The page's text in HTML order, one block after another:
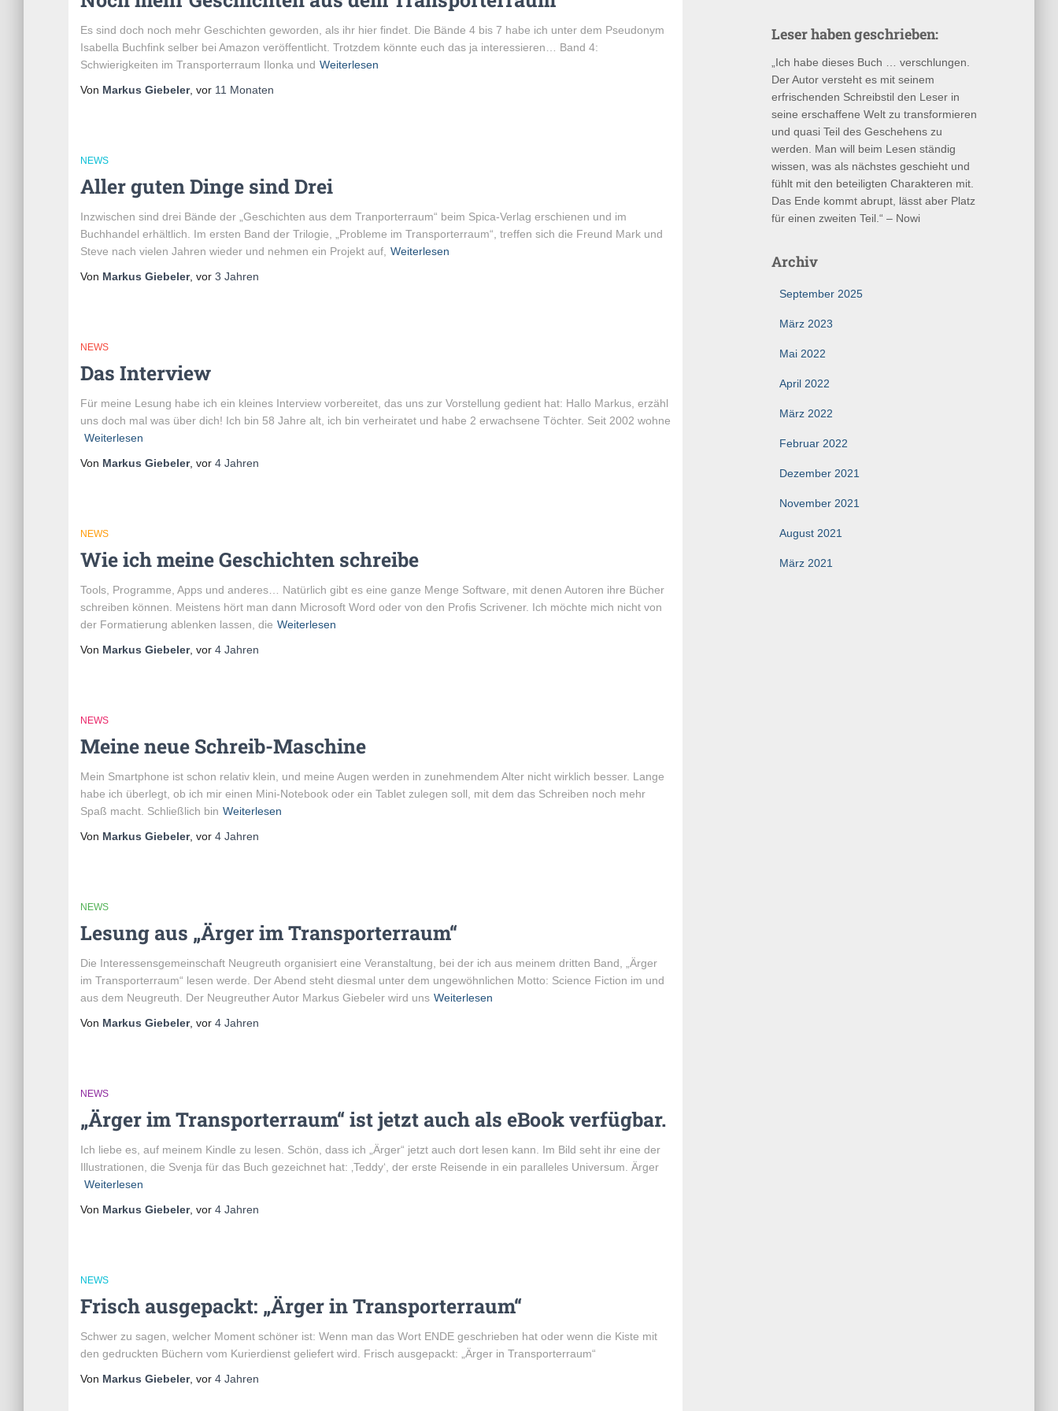
Es sind doch noch mehr Geschichten geworden, als ihr hier findet. Die Bände 4 bis 7 habe ich unter dem Pseudonym
Isabella Buchfink selber bei Amazon veröffentlicht. Trotzdem könnte euch das ja interessieren… Band 4:
Schwierigkeiten im Transporterraum Ilonka und Weiterlesen
Von Markus Giebeler, vor 11 Monaten
NEWS
Aller guten Dinge sind Drei
Inzwischen sind drei Bände der „Geschichten aus dem Tranporterraum“ beim Spica-Verlag erschienen und im
Buchhandel erhältlich. Im ersten Band der Trilogie, „Probleme im Transporterraum“, treffen sich die Freund Mark und
Steve nach vielen Jahren wieder und nehmen ein Projekt auf, Weiterlesen
Von Markus Giebeler, vor 3 Jahren
NEWS
Das Interview
Für meine Lesung habe ich ein kleines Interview vorbereitet, das uns zur Vorstellung gedient hat: Hallo Markus, erzähl
uns doch mal was über dich! Ich bin 58 Jahre alt, ich bin verheiratet und habe 2 erwachsene Töchter. Seit 2002 wohne
Weiterlesen
Von Markus Giebeler, vor 4 Jahren
NEWS
Wie ich meine Geschichten schreibe
Tools, Programme, Apps und anderes… Natürlich gibt es eine ganze Menge Software, mit denen Autoren ihre Bücher
schreiben können. Meistens hört man dann Microsoft Word oder von den Profis Scrivener. Ich möchte mich nicht von
der Formatierung ablenken lassen, die Weiterlesen
Von Markus Giebeler, vor 4 Jahren
NEWS
Meine neue Schreib-Maschine
Mein Smartphone ist schon relativ klein, und meine Augen werden in zunehmendem Alter nicht wirklich besser. Lange
habe ich überlegt, ob ich mir einen Mini-Notebook oder ein Tablet zulegen soll, mit dem das Schreiben noch mehr
Spaß macht. Schließlich bin Weiterlesen
Von Markus Giebeler, vor 4 Jahren
NEWS
Lesung aus „Ärger im Transporterraum“
Die Interessensgemeinschaft Neugreuth organisiert eine Veranstaltung, bei der ich aus meinem dritten Band, „Ärger
im Transporterraum“ lesen werde. Der Abend steht diesmal unter dem ungewöhnlichen Motto: Science Fiction im und
aus dem Neugreuth. Der Neugreuther Autor Markus Giebeler wird uns Weiterlesen
Von Markus Giebeler, vor 4 Jahren
NEWS
„Ärger im Transporterraum“ ist jetzt auch als eBook verfügbar.
Ich liebe es, auf meinem Kindle zu lesen. Schön, dass ich „Ärger“ jetzt auch dort lesen kann. Im Bild seht ihr eine der
Illustrationen, die Svenja für das Buch gezeichnet hat: ‚Teddy‘, der erste Reisende in ein paralleles Universum. Ärger
Weiterlesen
Von Markus Giebeler, vor 4 Jahren
NEWS
Frisch ausgepackt: „Ärger in Transporterraum“
Schwer zu sagen, welcher Moment schöner ist: Wenn man das Wort ENDE geschrieben hat oder wenn die Kiste mit
den gedruckten Büchern vom Kurierdienst geliefert wird. Frisch ausgepackt: „Ärger in Transporterraum“
Von Markus Giebeler, vor 4 Jahren
n
n
a
Leser haben geschrieben:
„Ich habe dieses Buch … verschlungen.
Der Autor versteht es mit seinem
erfrischenden Schreibstil den Leser in
seine erschaffene Welt zu transformieren
und quasi Teil des Geschehens zu
werden. Man will beim Lesen ständig
wissen, was als nächstes geschieht und
fühlt mit den beteiligten Charakteren mit.
Das Ende kommt abrupt, lässt aber Platz
für einen zweiten Teil.“ – Nowi
Archiv
September 2025
März 2023
Mai 2022
April 2022
März 2022
Februar 2022
Dezember 2021
November 2021
August 2021
März 2021